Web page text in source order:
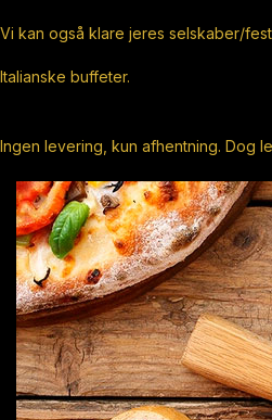
Vi kan også klare jeres selskaber/
Italianske buffeter.
Ingen levering, kun afhentning. Dog